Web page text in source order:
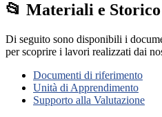
📂 Materiali e
Di seguito sono disponibili i
per scoprire i lavori realizzati dai
Documenti di riferimento
Unità di Apprendimento
Supporto alla Valutazione